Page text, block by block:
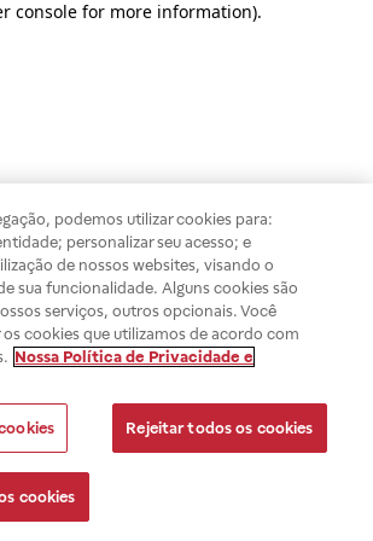
console for more information).
podemos utilizar cookies para:
personalizar seu acesso; e
de nossos websites, visando o
sua funcionalidade. Alguns cookies são
serviços, outros opcionais. Você
cookies que utilizamos de acordo com
Nossa Política de Privacidade e
Rejeitar todos os cookies
cookies